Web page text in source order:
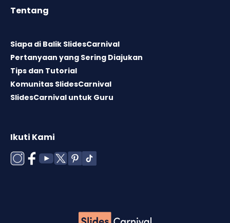
Tentang
Siapa di Balik SlidesCarnival
Pertanyaan yang Sering Diajukan
Tips dan Tutorial
Komunitas SlidesCarnival
SlidesCarnival untuk Guru
Ikuti Kami